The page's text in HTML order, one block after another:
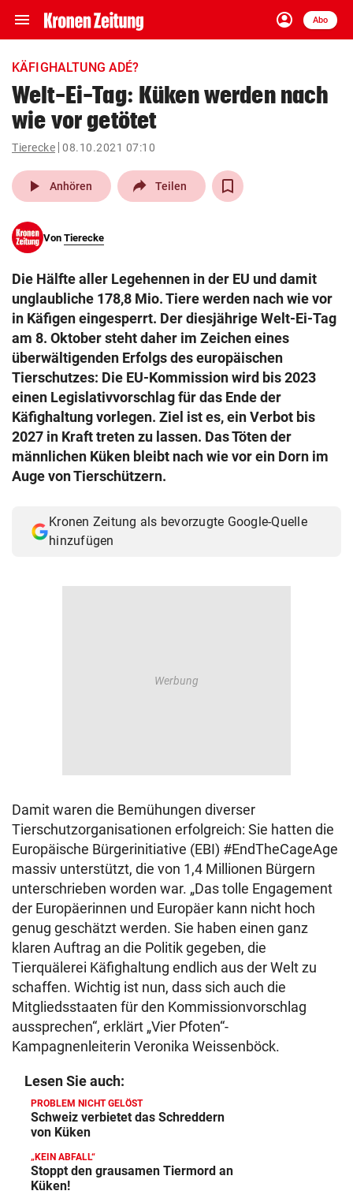
menu Navigation
ein-/ausklappen
account_circle
Anmelden
Abo
close Schließen
account_circle Anmelden
pin_drop
Wien arrow_right
search
eingeben
© Krone Multimedia GmbH & Co KG 2026
Muthgasse 2, 1190 Wien
KÄFIGHALTUNG ADÉ?
Welt-Ei-Tag: Küken werden nach
wie vor getötet
Tierecke 08.10.2021 07:10
play_arrow Anhören Teilen
Von Tierecke
Die Hälfte aller Legehennen in der EU und damit
unglaubliche 178,8 Mio. Tiere werden nach wie vor
in Käfigen eingesperrt. Der diesjährige Welt-Ei-Tag
am 8. Oktober steht daher im Zeichen eines
überwältigenden Erfolgs des europäischen
Tierschutzes: Die EU-Kommission wird bis 2023
einen Legislativvorschlag für das Ende der
Käfighaltung vorlegen. Ziel ist es, ein Verbot bis
2027 in Kraft treten zu lassen. Das Töten der
männlichen Küken bleibt nach wie vor ein Dorn im
Auge von Tierschützern.
Kronen Zeitung als bevorzugte Google-Quelle
hinzufügen
Damit waren die Bemühungen diverser
Tierschutzorganisationen erfolgreich: Sie hatten die
Europäische Bürgerinitiative (EBI) #EndTheCageAge
massiv unterstützt, die von 1,4 Millionen Bürgern
unterschrieben worden war. „Das tolle Engagement
der Europäerinnen und Europäer kann nicht hoch
genug geschätzt werden. Sie haben einen ganz
klaren Auftrag an die Politik gegeben, die
Tierquälerei Käfighaltung endlich aus der Welt zu
schaffen. Wichtig ist nun, dass sich auch die
Mitgliedsstaaten für den Kommissionvorschlag
aussprechen“, erklärt „Vier Pfoten“-
Kampagnenleiterin Veronika Weissenböck.
Lesen Sie auch:
PROBLEM NICHT GELÖST
Schweiz verbietet das Schreddern
von Küken
„KEIN ABFALL“
Stoppt den grausamen Tiermord an
Küken!